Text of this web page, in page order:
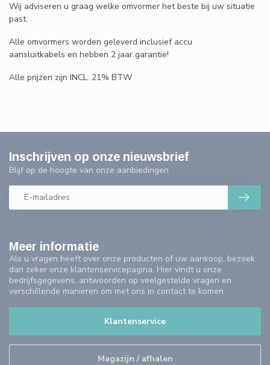
Wij adviseren u graag welke omvormer het beste bij uw situatie
past.
Alle omvormers worden geleverd inclusief accu
aansluitkabels en hebben 2 jaar garantie!
Alle prijzen zijn INCL. 21% BTW
Meer informatie
Als u vragen heeft over onze producten of uw aankoop, bezoek
dan zeker onze klantenservicepagina. Hier vindt u onze
bedrijfsgegevens, antwoorden op veelgestelde vragen en
verschillende manieren om met ons in contact te komen.
Klantenservice
Magazijn / afhalen
Inschrijven op onze nieuwsbrief
Blijf op de hoogte van onze aanbiedingen